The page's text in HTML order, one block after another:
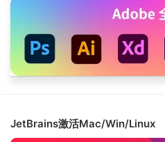
JetBrains激活Mac/Win/Linux